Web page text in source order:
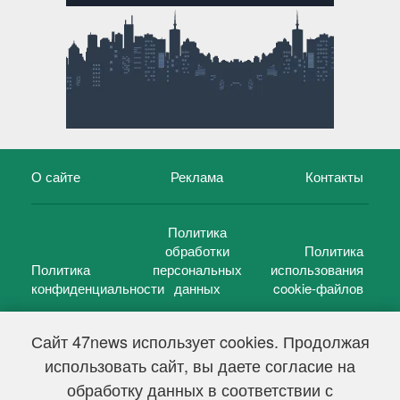
Сайт 47news использует cookies. Продолжая
использовать сайт, вы даете согласие на
обработку данных в соответствии с
О сайте Реклама Контакты
Политика
конфиденциальности
Политика
обработки
персональных
данных
Политика
использования
cookie-файлов
47 новостей (47 news)2005 — 2026 г.
Свидетельство о регистрации СМИ Эл № ФС 77-39848, выдано